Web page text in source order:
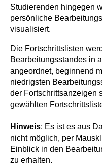
Studierenden hingegen
persönliche
visualisiert.
Die Fortschrittslisten
Bearbeitungsstandes in
angeordnet, beginnend
niedrigsten
der Fortschrittsanzeigen
gewählten
Hinweis: Es ist es aus
nicht möglich, per
Einblick in den
zu erhalten.